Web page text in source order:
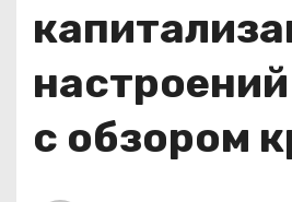
с обзором